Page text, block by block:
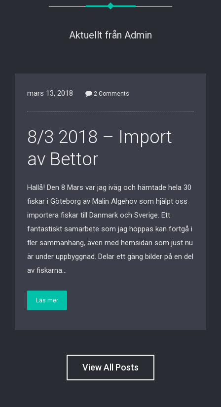
Aktuellt från Admin
mars 13, 2018 2 Comments
8/3 2018 – Import
av Bettor
Hallå! Den 8 Mars var jag iväg och hämtade hela 30
fiskar i Göteborg av Malin Algehov som hjälpt oss
importera fiskar till Danmark och Sverige. Ett
fantastiskt samarbete som jag hoppas kan fortgå i
fler sammanhang, även med hemsidan som just nu
är under uppbyggnad. Delar ett gäng bilder på en del
av fiskarna…
Läs mer
View All Posts